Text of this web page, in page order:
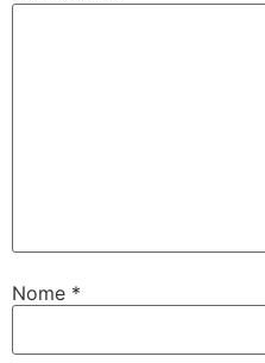
Nome *